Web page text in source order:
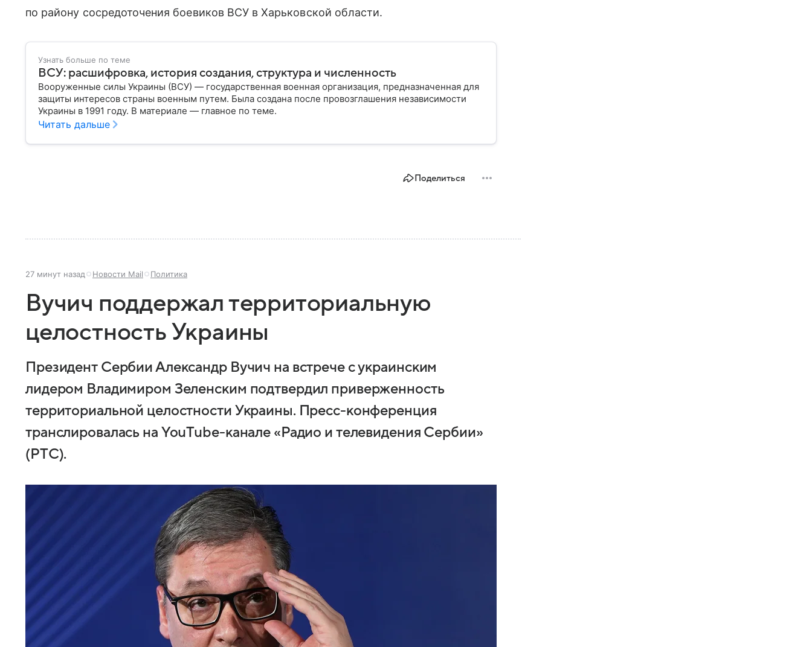
по району сосредоточения боевиков ВСУ в Харьковской области.
Узнать больше по теме
ВСУ: расшифровка, история создания, структура и численность
Вооруженные силы Украины (ВСУ) — государственная военная организация, предназначенная для
защиты интересов страны военным путем. Была создана после провозглашения независимости
Украины в 1991 году. В материале — главное по теме.
Читать дальше
Поделиться
27 минут назад Новости Mail Политика
Вучич поддержал территориальную
целостность Украины
Президент Сербии Александр Вучич на встрече с украинским
лидером Владимиром Зеленским подтвердил приверженность
территориальной целостности Украины. Пресс-конференция
транслировалась на YouTube-канале «Радио и телевидения Сербии»
(РТС).